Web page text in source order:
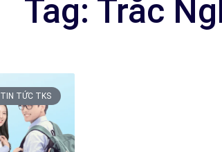
Tag: Trắc
TIN TỨC TKS